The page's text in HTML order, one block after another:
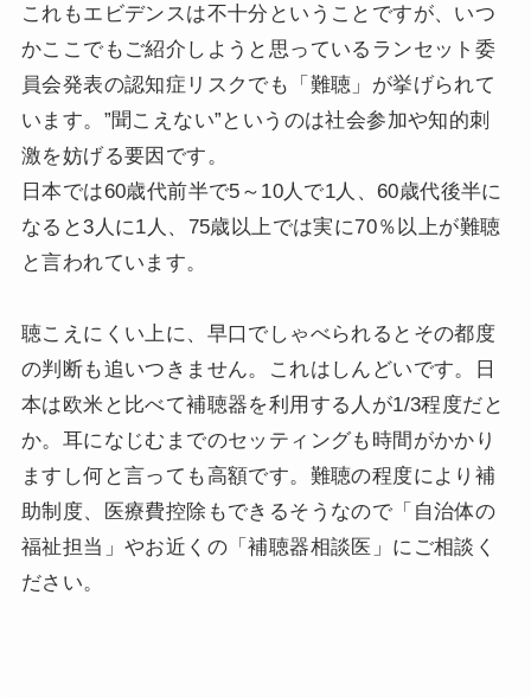
これもエビデンスは不十分ということですが、いつ
かここでもご紹介しようと思っているランセット委
員会発表の認知症リスクでも「難聴」が挙げられて
います。”聞こえない”というのは社会参加や知的刺
激を妨げる要因です。
日本では60歳代前半で5～10人で1人、60歳代後半に
なると3人に1人、75歳以上では実に70％以上が難聴
と言われています。
聴こえにくい上に、早口でしゃべられるとその都度
の判断も追いつきません。これはしんどいです。日
本は欧米と比べて補聴器を利用する人が1/3程度だと
か。耳になじむまでのセッティングも時間がかかり
ますし何と言っても高額です。難聴の程度により補
助制度、医療費控除もできるそうなので「自治体の
福祉担当」やお近くの「補聴器相談医」にご相談く
ださい。